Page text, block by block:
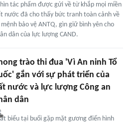
tác phẩm được gửi về từ khắp mọi miền
nước đã cho thấy bức tranh toàn cảnh về
mệnh bảo vệ ANTQ, gìn giữ bình yên cho
dân của lực lượng CAND.
trào thi đua 'Vì An ninh Tổ
gắn với sự phát triển của
nước và lực lượng Công an
dân
biểu tại buổi gặp mặt gương điển hình